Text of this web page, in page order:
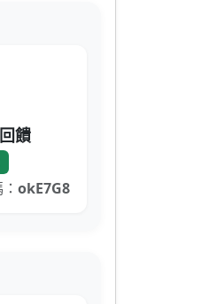
饋
okE7G8